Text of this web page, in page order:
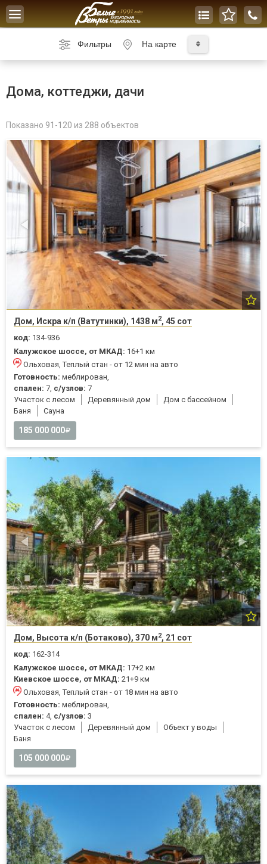
Toggle
navigation
Фильтры На карте
Дома, коттеджи, дачи
Показано 91-120 из 288 объектов
Дом, Искра к/п (Ватутинки), 1438 м2, 45 сот
код: 134-936
Калужское шоссе, от МКАД: 16+1 км
Ольховая, Теплый стан - от 12 мин на авто
Готовность: меблирован,
спален: 7, с/узлов: 7
Участок с лесом
Деревянный дом
Дом с бассейном
Баня
Cауна
185 000 000
Дом, Высота к/п (Ботаково), 370 м2, 21 сот
код: 162-314
Калужское шоссе, от МКАД: 17+2 км
Киевское шоссе, от МКАД: 21+9 км
Ольховая, Теплый стан - от 18 мин на авто
Готовность: меблирован,
спален: 4, с/узлов: 3
Участок с лесом
Деревянный дом
Объект у воды
Баня
105 000 000